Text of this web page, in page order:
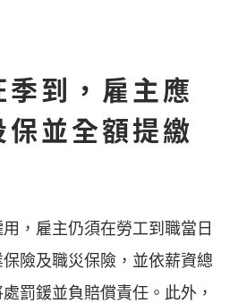
到，雇主應
並全額提繳
，雇主仍須在勞工到職當日
險及職災保險，並依薪資總
罰鍰並負賠償責任。此外，